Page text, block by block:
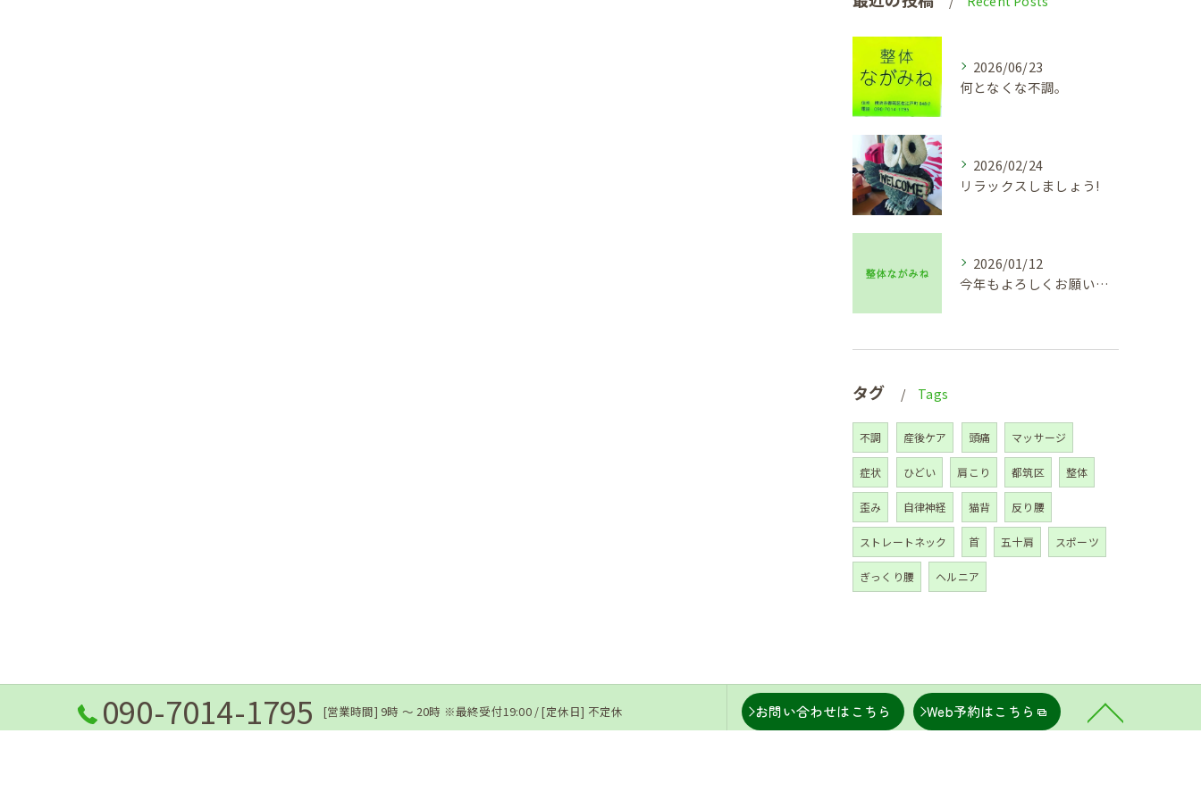
2026/06/23
何となくな不調。
2026/02/24
リラックスしましょう!
2026/01/12
今年もよろしくお願い致します🙇
タグ Tags
不調 産後ケア 頭痛 マッサージ
症状 ひどい 肩こり 都筑区 整体
歪み 自律神経 猫背 反り腰
ストレートネック 首 五十肩 スポーツ
ぎっくり腰 ヘルニア
090-7014-1795 [営業時間] 9時 〜 20時 ※最終受付19:00 / [定休日] 不定休 お問い合わせはこちら Web予約はこちら